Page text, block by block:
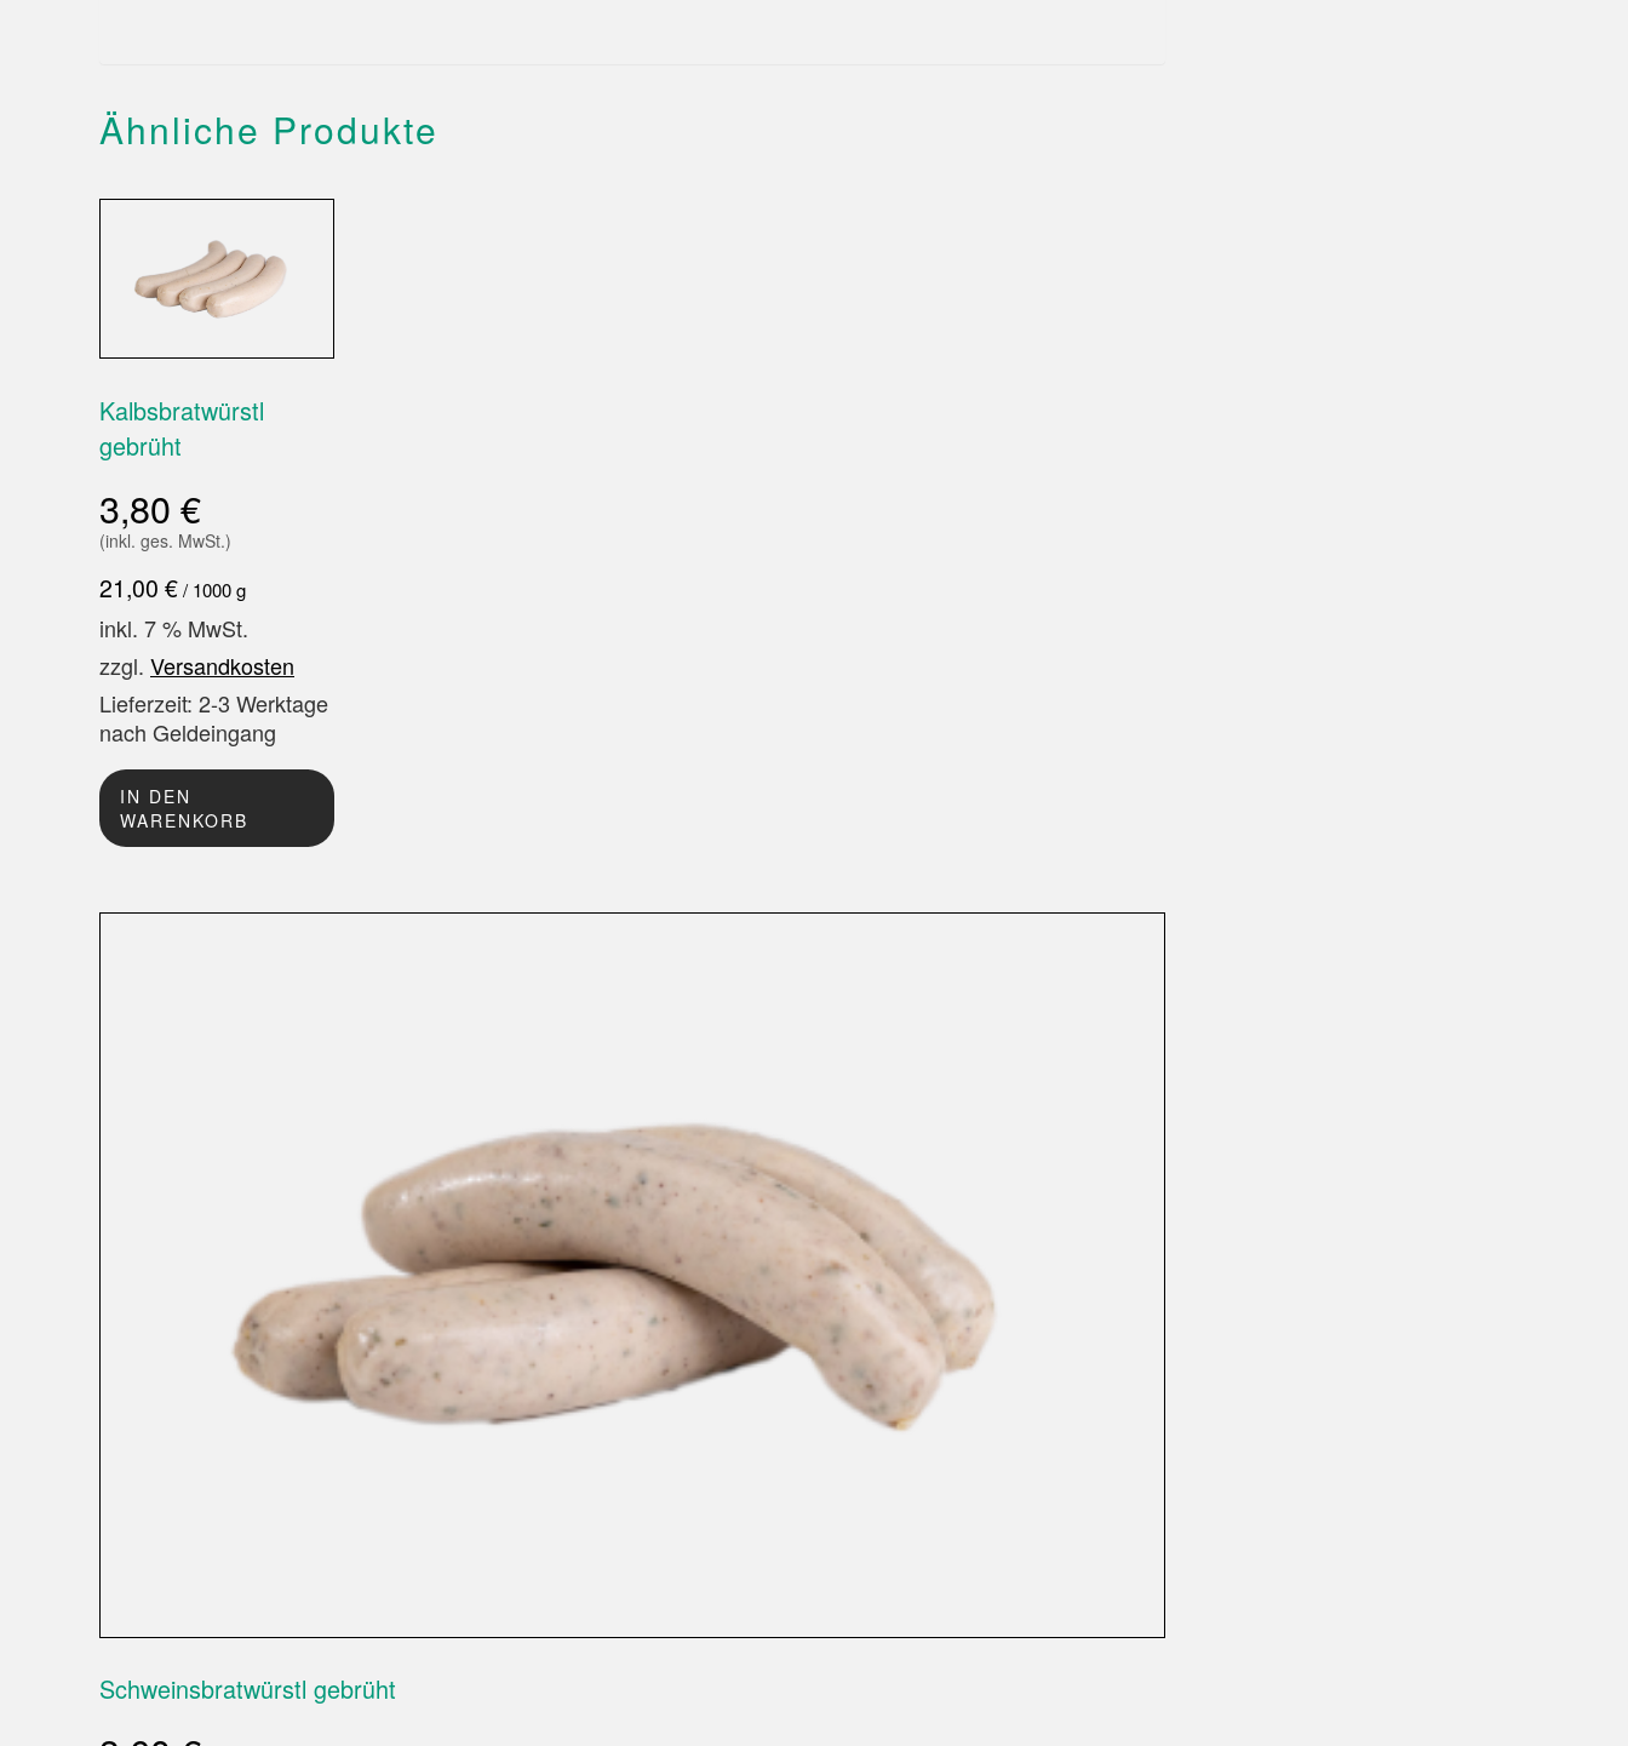
Ähnliche Produkte
Kalbsbratwürstl
gebrüht
3,80 €
(inkl. ges. MwSt.)
21,00 €/ 1000g
inkl. 7 % MwSt.
zzgl. Versandkosten
Lieferzeit: 2-3 Werktage
nach Geldeingang
IN DEN
WARENKORB
Schweinsbratwürstl gebrüht